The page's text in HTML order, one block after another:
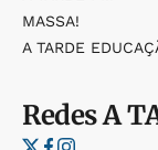
MASSA!
A TARDE
RedesA